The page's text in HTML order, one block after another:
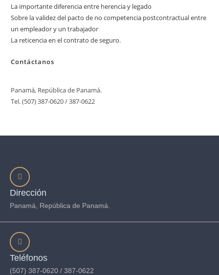
La importante diferencia entre herencia y legado
Sobre la validez del pacto de no competencia postcontractual entre
un empleador y un trabajador
La reticencia en el contrato de seguro.
Contáctanos
Panamá, República de Panamá.
Tel. (507) 387-0620 / 387-0622
Dirección
Panamá, República de Panamá.
Teléfonos
(507) 387-0620 / 387-0622